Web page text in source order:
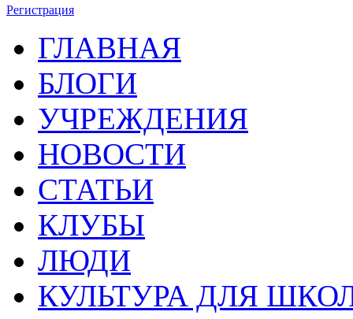
Регистрация
ГЛАВНАЯ
БЛОГИ
УЧРЕЖДЕНИЯ
НОВОСТИ
СТАТЬИ
КЛУБЫ
ЛЮДИ
КУЛЬТУРА ДЛЯ